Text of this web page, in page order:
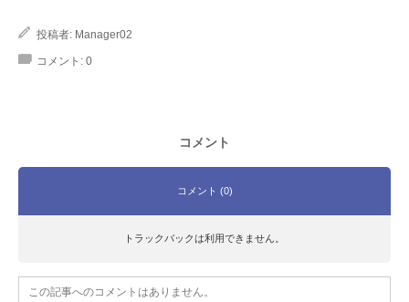
投稿者: Manager02
コメント: 0
コメント
コメント (0)
トラックバックは利用できません。
この記事へのコメントはありません。